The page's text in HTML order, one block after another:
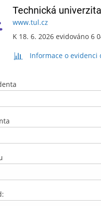
Technická
www.tul.cz
K 18. 6. 2026 evidováno 6
Informace o evidenci